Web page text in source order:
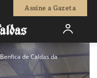
Assine a Gazeta
de Caldas da